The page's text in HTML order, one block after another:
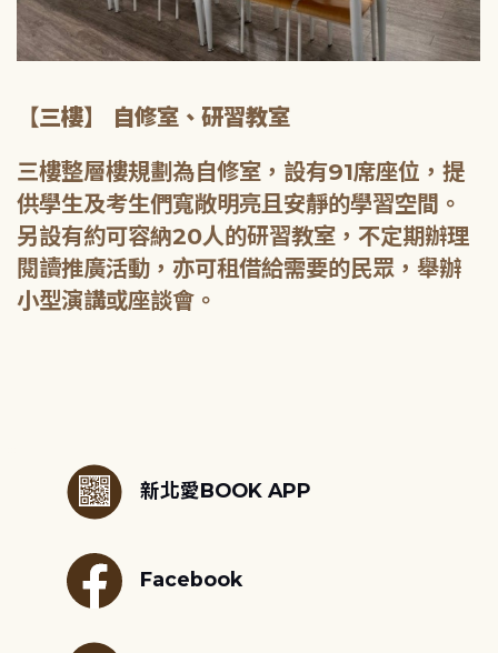
【三樓】 自修室、研習教室
三樓整層樓規劃為自修室，設有91席座位，提
供學生及考生們寬敞明亮且安靜的學習空間。
另設有約可容納20人的研習教室，不定期辦理
閱讀推廣活動，亦可租借給需要的民眾，舉辦
小型演講或座談會。
新北愛BOOK APP
Facebook